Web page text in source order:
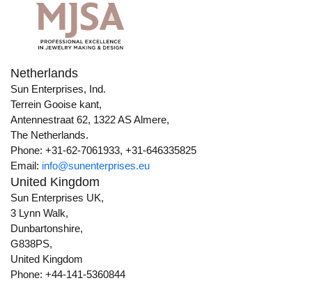
Netherlands
Sun Enterprises, Ind.
Terrein Gooise kant,
Antennestraat 62, 1322 AS Almere,
The Netherlands.
Phone: +31-62-7061933, +31-646335825
Email: info@sunenterprises.eu
United Kingdom
Sun Enterprises UK,
3 Lynn Walk,
Dunbartonshire,
G838PS,
United Kingdom
Phone: +44-141-5360844